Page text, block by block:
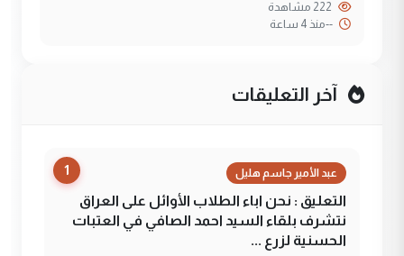
--منذ 4 ساعة
آخر التعليقات
1 عبد الأمير جاسم هليل
التعليق : نحن اباء الطلاب الأوائل على العراق
نتشرف بلقاء السيد احمد الصافي في العتبات
الحسنية لزرع ...